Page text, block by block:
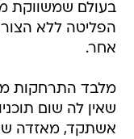
בעולם שמשווקת
הפליטה ללא
אחר.
מלבד התרחקות
שאין לה שום
אשתקד, מאזדה